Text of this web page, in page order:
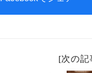
[次の記